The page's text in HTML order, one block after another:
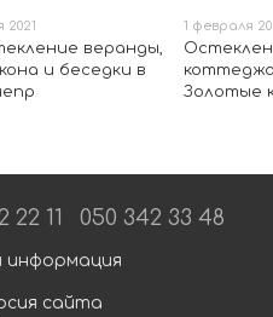
2021
веранды,
и беседки в
1 февраля
Золотые
22 11 050 342 33 48
информация
сайта